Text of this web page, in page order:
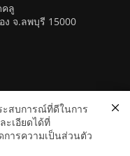
ลู
ง จ.ลพบุรี 15000
ฮิตสุดคูล สถานีวิทยุ FM
ะสบการณ์ที่ดีในการ
เอียดได้ที่
การความเป็นส่วนตัว